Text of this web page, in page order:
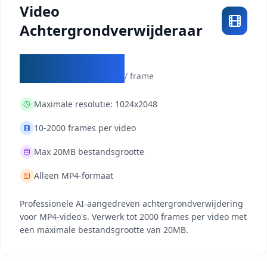
Video
Achtergrondverwijderaar
/ frame
Maximale resolutie: 1024x2048
10-2000 frames per video
Max 20MB bestandsgrootte
Alleen MP4-formaat
Professionele AI-aangedreven achtergrondverwijdering
voor MP4-video's. Verwerk tot 2000 frames per video met
een maximale bestandsgrootte van 20MB.